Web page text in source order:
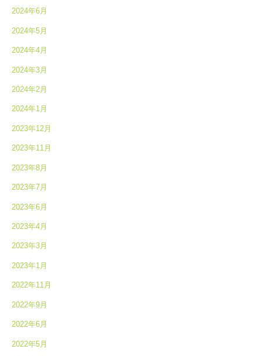
2024年6月
2024年5月
2024年4月
2024年3月
2024年2月
2024年1月
2023年12月
2023年11月
2023年8月
2023年7月
2023年6月
2023年4月
2023年3月
2023年1月
2022年11月
2022年9月
2022年6月
2022年5月